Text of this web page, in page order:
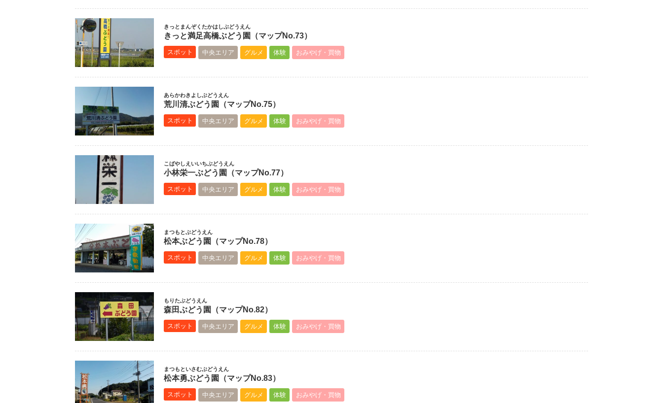
きっとまんぞくたかはしぶどうえん
きっと満足高橋ぶどう園（マップNo.73）
スポット 中央エリア グルメ 体験 おみやげ・買物
あらかわきよしぶどうえん
荒川清ぶどう園（マップNo.75）
スポット 中央エリア グルメ 体験 おみやげ・買物
こばやしえいいちぶどうえん
小林栄一ぶどう園（マップNo.77）
スポット 中央エリア グルメ 体験 おみやげ・買物
まつもとぶどうえん
松本ぶどう園（マップNo.78）
スポット 中央エリア グルメ 体験 おみやげ・買物
もりたぶどうえん
森田ぶどう園（マップNo.82）
スポット 中央エリア グルメ 体験 おみやげ・買物
まつもといさむぶどうえん
松本勇ぶどう園（マップNo.83）
スポット 中央エリア グルメ 体験 おみやげ・買物